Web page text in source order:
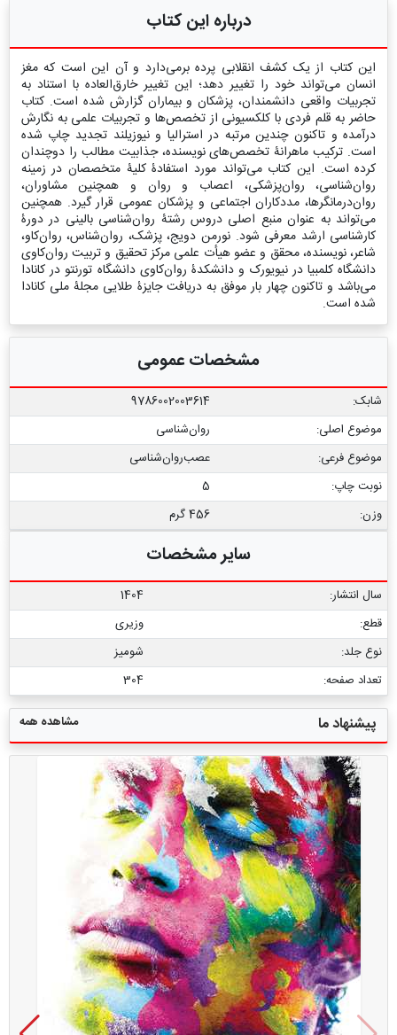
درباره این کتاب
این کتاب از یک کشف انقلابی پرده برمی‌دارد و آن این است که مغز
انسان می‌تواند خود را تغییر دهد؛ این تغییر خارق‌العاده با استناد به
تجربیات واقعی دانشمندان، پزشکان و بیماران گزارش شده است. كتاب
حاضر به قلم فردی با كلكسیونی از تخصص‌ها و تجربیات علمی به نگارش
درآمده و تاکنون چندین مرتبه در استرالیا و نیوزیلند تجدید چاپ شده
است. تركیب ماهرانۀ تخصص‌های نویسنده، جذابیت مطالب را دوچندان
كرده است. این کتاب می‌تواند مورد استفادۀ كلیۀ متخصصان در زمینه
روان‌شناسی، روان‌پزشكی، اعصاب و روان و همچنین مشاوران،
روان‌درمانگرها، مددكاران اجتماعی و پزشكان عمومی قرار گیرد. همچنین
می‌تواند به عنوان منبع اصلی دروس رشتۀ روان‌شناسی بالینی در دورۀ
كارشناسی ارشد معرفی شود. نورمن دویج، پزشک، روان‌شناس، روان‌کاو،
شاعر، نویسنده، محقق و عضو هیأت علمی مرکز تحقیق و تربیت روان‌کاوی
دانشگاه کلمبیا در نیویورک و دانشکدۀ‌ روان‌کاوی دانشگاه تورنتو در کانادا
می‌باشد و تاكنون چهار بار موفق به دریافت جایزۀ طلایی مجلۀ ملی کانادا
شده است.
مشخصات عمومی
شابک:
9786002003614
موضوع اصلی:
روان‌شناسی
موضوع فرعی:
عصب‏‌روان‏‌شناسی
نوبت چاپ:
5
وزن:
456 گرم
سایر مشخصات
سال انتشار:
1404
قطع:
وزیری
نوع جلد:
شومیز
تعداد صفحه:
304
پیشنهاد ما مشاهده همه